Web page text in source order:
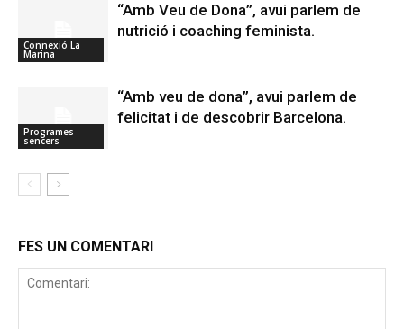
Connexió La
Marina
“Amb Veu de Dona”, avui parlem de
nutrició i coaching feminista.
Programes
sencers
“Amb veu de dona”, avui parlem de
felicitat i de descobrir Barcelona.
FES UN COMENTARI